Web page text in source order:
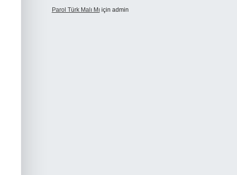
Parol Türk Malı Mıiçin admin